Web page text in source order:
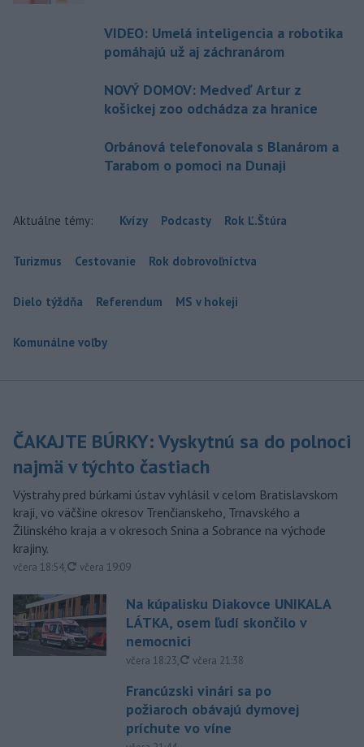
VIDEO: Umelá inteligencia a robotika
pomáhajú už aj záchranárom
NOVÝ DOMOV: Medveď Artur z
košickej zoo odchádza za hranice
Orbánová telefonovala s Blanárom a
Tarabom o pomoci na Dunaji
Aktuálne témy: Kvízy Podcasty Rok Ľ.Štúra
Turizmus Cestovanie Rok dobrovoľníctva
Dielo týždňa Referendum MS v hokeji
Komunálne voľby
ČAKAJTE BÚRKY: Vyskytnú sa do polnoci
najmä v týchto častiach
Výstrahy pred búrkami ústav vyhlásil v celom Bratislavskom
kraji, vo väčšine okresov Trenčianskeho, Trnavského a
Žilinského kraja a v okresoch Snina a Sobrance na východe
krajiny.
včera 18:54, aktualizované
včera 19:09
Na kúpalisku Diakovce UNIKALA
LÁTKA, osem ľudí skončilo v
nemocnici
včera 18:23, aktualizované
včera 21:38
Francúzski vinári sa po
požiaroch obávajú dymovej
príchute vo víne